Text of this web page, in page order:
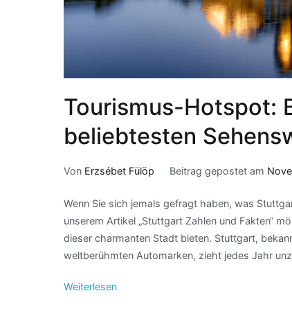
Tourismus-Hotspot:
beliebtesten
Von Erzsébet Fülöp Beitrag gepostet am
Wenn Sie sich jemals gefragt haben, was
unserem Artikel „Stuttgart Zahlen und Fakten“
dieser charmanten Stadt bieten. Stuttgart,
weltberühmten Automarken, zieht jedes Jahr
Weiterlesen